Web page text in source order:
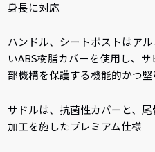
身長に対応
ハンドル、シートポストはア
いABS樹脂カバーを使用し、
部機構を保護する機能的かつ
サドルは、抗菌性カバーと、
加工を施したプレミアム仕様